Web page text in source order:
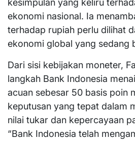
ekonomi nasional. Ia
terhadap rupiah perlu dilihat
ekonomi global yang sedang
Dari sisi kebijakan moneter,
langkah Bank Indonesia
acuan sebesar 50 basis poin
keputusan yang tepat dalam
nilai tukar dan kepercayaan
“Bank Indonesia telah